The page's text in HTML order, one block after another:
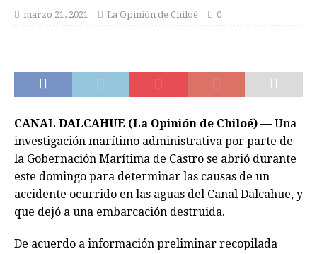
marzo 21, 2021 La Opinión de Chiloé 0
CANAL DALCAHUE (La Opinión de Chiloé) — Una
investigación marítimo administrativa por parte de
la Gobernación Marítima de Castro se abrió durante
este domingo para determinar las causas de un
accidente ocurrido en las aguas del Canal Dalcahue, y
que dejó a una embarcación destruida.
De acuerdo a información preliminar recopilada